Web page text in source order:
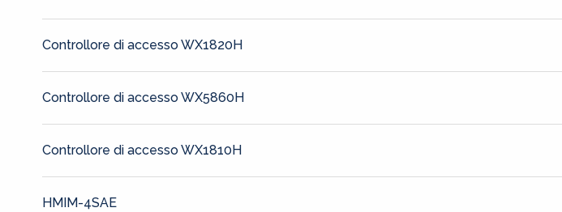
Controllore di accesso WX1820H
Controllore di accesso WX5860H
Controllore di accesso WX1810H
HMIM-4SAE